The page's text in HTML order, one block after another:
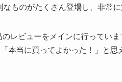
ものがたくさん登場し、非常に
レビューをメインに行っていま
本当に買ってよかった！」と